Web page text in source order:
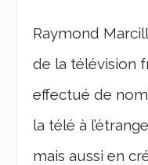
Raymond
de la télévision
effectué de
la télé à
mais aussi en